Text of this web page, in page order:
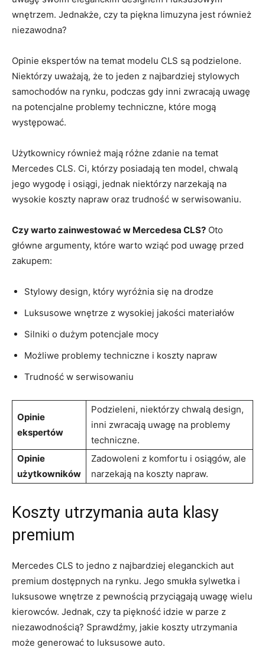
wnętrzem. Jednakże, czy ta piękna limuzyna jest również
niezawodna?
Opinie ekspertów na temat modelu CLS są podzielone.
Niektórzy uważają, że ⁢to⁢ jeden z najbardziej ​stylowych
samochodów na rynku, podczas gdy inni zwracają ⁤uwagę
‍na ‍potencjalne problemy techniczne, które mogą
występować.
Użytkownicy również mają ​różne zdanie na temat‍
Mercedes CLS. Ci, którzy posiadają ⁢ten model, chwalą⁣
jego wygodę i osiągi, jednak ​niektórzy narzekają na
wysokie koszty napraw oraz ⁣trudność w serwisowaniu.
Czy warto zainwestować w ⁢Mercedesa CLS? Oto
główne argumenty, które warto wziąć pod‌ uwagę przed
zakupem:
Stylowy design, który wyróżnia się na ⁢drodze
Luksusowe wnętrze ⁤z wysokiej jakości materiałów
Silniki o dużym⁤ potencjale ​mocy
Możliwe⁤ problemy techniczne i koszty napraw
Trudność w serwisowaniu
Opinie
ekspertów
Podzieleni,⁤ niektórzy​ chwalą design,
inni ​zwracają uwagę na ‌problemy
techniczne.
Opinie
użytkowników
Zadowoleni z⁣ komfortu i osiągów, ale
⁣narzekają na koszty napraw.
Koszty utrzymania auta klasy
premium
Mercedes⁤ CLS to ​jedno z najbardziej eleganckich ⁣aut
premium dostępnych na rynku. Jego smukła sylwetka ​i
luksusowe ‍wnętrze‍ z‍ pewnością przyciągają ⁢uwagę wielu
kierowców. Jednak, czy ta⁤ piękność idzie w ⁢parze z
niezawodnością?⁣ Sprawdźmy, jakie koszty utrzymania
może generować to⁣ luksusowe auto.